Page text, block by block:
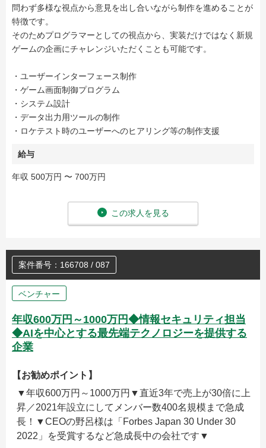
問わず多様な視点から意見を出し合いながら制作を進めることが
特徴です。
そのためプログラマーとしての視点から、実装だけではなく新規
ゲームの企画にチャレンジいただくことも可能です。
・ユーザーインターフェース制作
・ゲーム画面制御プログラム
・システム設計
・データ出力用ツールの制作
・ロケテスト時のユーザーへのヒアリング等の制作支援
給与
年収 500万円 〜 700万円
この求人を見る
案件番号：166708 / 087
ベンチャー
年収600万円～1000万円◆情報セキュリティ担当
◆AIを中心とする最先端テクノロジーを提供する
企業
【お勧めポイント】
▼年収600万円～1000万円▼直近3年で売上が30倍に上
昇／2021年設立にしてメンバー数400名規模まで急成
長！▼CEOの野呂様は「Forbes Japan 30 Under 30
2022」を受賞するなど急成長中の会社です▼